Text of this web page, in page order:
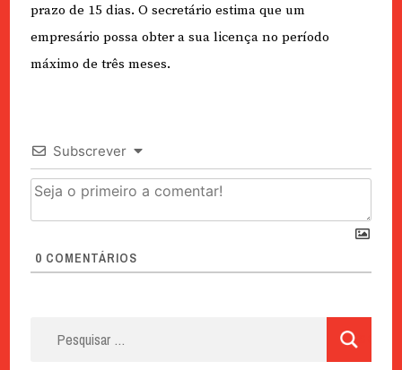
prazo de 15 dias. O secretário estima que um
empresário possa obter a sua licença no período
máximo de três meses.
Subscrever
0 COMENTÁRIOS